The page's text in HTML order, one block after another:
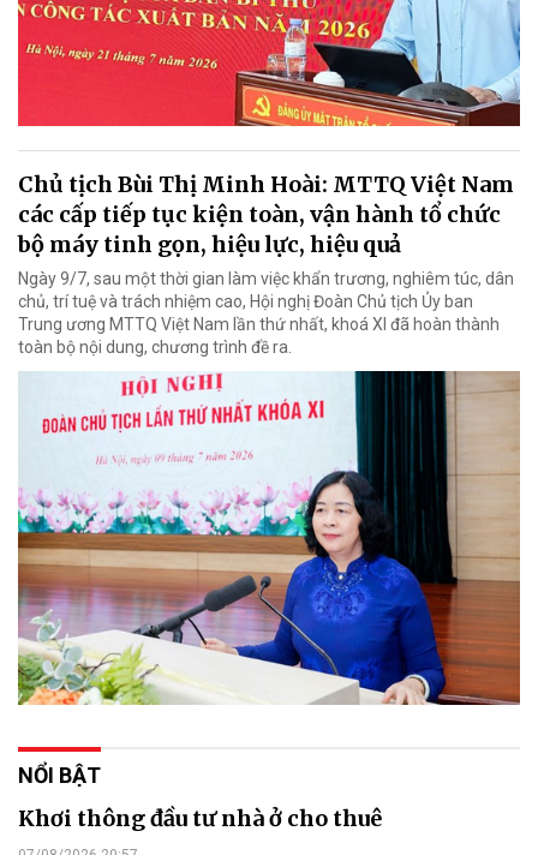
Chủ tịch Bùi Thị Minh Hoài: MTTQ Việt Nam
các cấp tiếp tục kiện toàn, vận hành tổ chức
bộ máy tinh gọn, hiệu lực, hiệu quả
Ngày 9/7, sau một thời gian làm việc khẩn trương, nghiêm túc, dân
chủ, trí tuệ và trách nhiệm cao, Hội nghị Đoàn Chủ tịch Ủy ban
Trung ương MTTQ Việt Nam lần thứ nhất, khoá XI đã hoàn thành
toàn bộ nội dung, chương trình đề ra.
NỔI BẬT
Khơi thông đầu tư nhà ở cho thuê